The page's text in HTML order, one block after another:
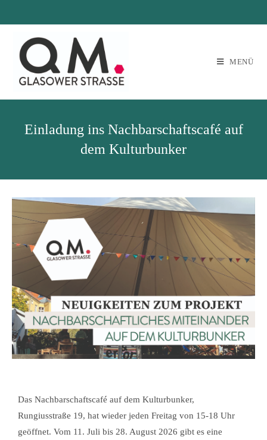
MENÜ
Einladung ins Nachbarschaftscafé auf
dem Kulturbunker
Das Nachbarschaftscafé auf dem Kulturbunker,
Rungiusstraße 19, hat wieder jeden Freitag von 15-18 Uhr
geöffnet. Vom 11. Juli bis 28. August 2026 gibt es eine